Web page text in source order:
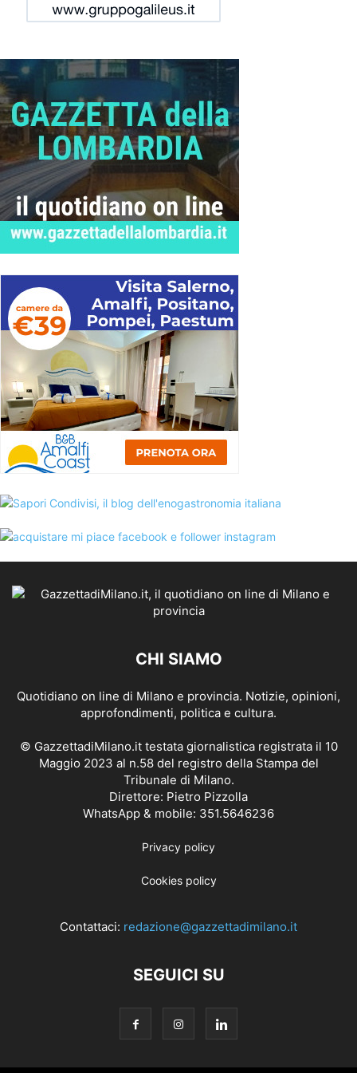
CHI SIAMO
Quotidiano on line di Milano e provincia. Notizie, opinioni,
approfondimenti, politica e cultura.
© GazzettadiMilano.it testata giornalistica registrata il 10
Maggio 2023 al n.58 del registro della Stampa del
Tribunale di Milano.
Direttore: Pietro Pizzolla
WhatsApp & mobile: 351.5646236
Privacy policy
Cookies policy
Contattaci: redazione@gazzettadimilano.it
SEGUICI SU